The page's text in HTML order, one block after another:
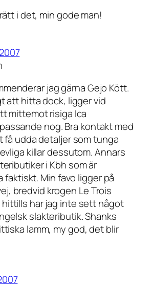
i det, min gode man!
jag gärna Gejo Kött.
att hitta dock, ligger vid
mittemot risiga Ica
nog. Bra kontakt med
få udda detaljer som tunga
killar dessutom. Annars
i Kbh som är
Min favo ligger på
bredvid krogen Le Trois
har jag inte sett något
slakteributik. Shanks
lamm, my god, det blir